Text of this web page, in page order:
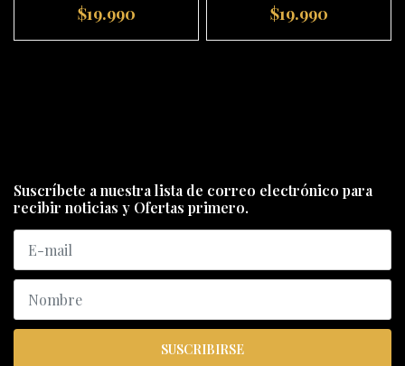
$19.990 $19.990
Suscríbete a nuestra lista de correo electrónico para
recibir noticias y Ofertas primero.
SUSCRIBIRSE